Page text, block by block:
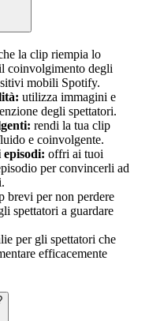
la clip riempia lo
coinvolgimento degli
mobili Spotify.
utilizza immagini e
degli spettatori.
rendi la tua clip
e coinvolgente.
offri ai tuoi
per convincerli ad
brevi per non perdere
spettatori a guardare
per gli spettatori che
efficacemente